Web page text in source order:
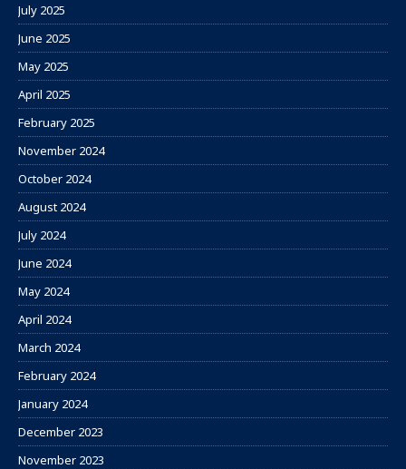
July 2025
June 2025
May 2025
April 2025
February 2025
November 2024
October 2024
August 2024
July 2024
June 2024
May 2024
April 2024
March 2024
February 2024
January 2024
December 2023
November 2023